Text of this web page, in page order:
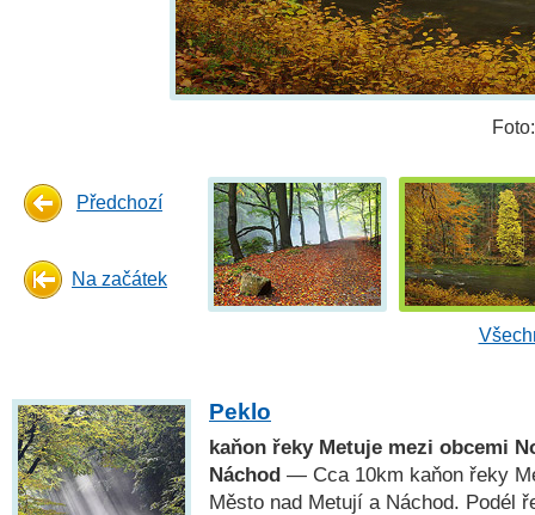
Předchozí
Na začátek
Peklo
kaňon řeky Metuje mezi obcemi
Náchod — Cca 10km kaňon řeky
Město nad Metují a Náchod. Podél